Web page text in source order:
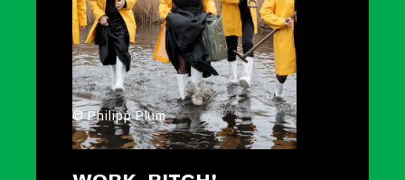
© Philipp Plum